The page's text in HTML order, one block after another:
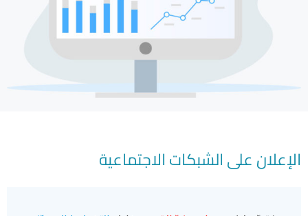
الإعلان على الشبكات الاجتماعية